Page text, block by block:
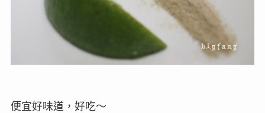
便宜好味道，好吃～